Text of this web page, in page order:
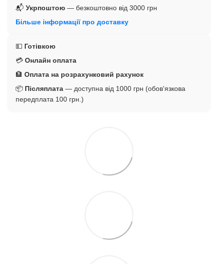
📬 Укрпоштою — безкоштовно від 3000 грн
Більше інформації про доставку
💵 Готівкою
💳 Онлайн оплата
🏦 Оплата на розрахунковий рахунок
📦 Післяплата — доступна від 1000 грн (обов'язкова
передплата 100 грн.)